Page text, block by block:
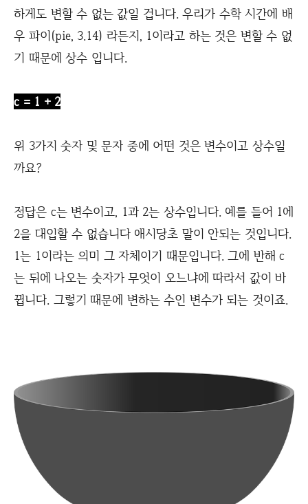
하게도 변할 수 없는 값일 겁니다. 우리가 수학 시간에 배
우 파이(pie, 3.14) 라든지, 1이라고 하는 것은 변할 수 없
기 때문에 상수 입니다.
c = 1 + 2
위 3가지 숫자 및 문자 중에 어떤 것은 변수이고 상수일
까요?
정답은 c는 변수이고, 1과 2는 상수입니다. 예를 들어 1에
2을 대입할 수 없습니다 애시당초 말이 안되는 것입니다.
1는 1이라는 의미 그 자체이기 때문입니다. 그에 반해 c
는 뒤에 나오는 숫자가 무엇이 오느냐에 따라서 값이 바
뀝니다. 그렇기 때문에 변하는 수인 변수가 되는 것이죠.